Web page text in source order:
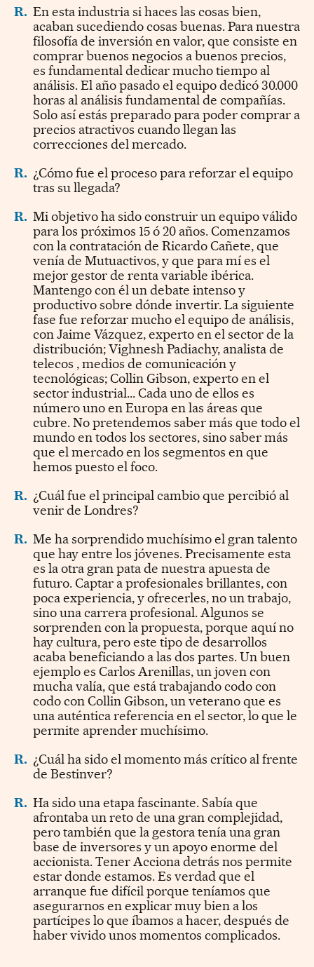
R. En esta industria si haces las cosas bien,
acaban sucediendo cosas buenas. Para nuestra
filosofía de inversión en valor, que consiste en
comprar buenos negocios a buenos precios,
es fundamental dedicar mucho tiempo al
análisis. El año pasado el equipo dedicó 30.000
horas al análisis fundamental de compañías.
Solo así estás preparado para poder comprar a
precios atractivos cuando llegan las
correcciones del mercado.
R. ¿Cómo fue el proceso para reforzar el equipo
tras su llegada?
R. Mi objetivo ha sido construir un equipo válido
para los próximos 15 ó 20 años. Comenzamos
con la contratación de Ricardo Cañete, que
venía de Mutuactivos, y que para mí es el
mejor gestor de renta variable ibérica.
Mantengo con él un debate intenso y
productivo sobre dónde invertir. La siguiente
fase fue reforzar mucho el equipo de análisis,
con Jaime Vázquez, experto en el sector de la
distribución; Vighnesh Padiachy, analista de
telecos , medios de comunicación y
tecnológicas; Collin Gibson, experto en el
sector industrial... Cada uno de ellos es
número uno en Europa en las áreas que
cubre. No pretendemos saber más que todo el
mundo en todos los sectores, sino saber más
que el mercado en los segmentos en que
hemos puesto el foco.
R. ¿Cuál fue el principal cambio que percibió al
venir de Londres?
R. Me ha sorprendido muchísimo el gran talento
que hay entre los jóvenes. Precisamente esta
es la otra gran pata de nuestra apuesta de
futuro. Captar a profesionales brillantes, con
poca experiencia, y ofrecerles, no un trabajo,
sino una carrera profesional. Algunos se
sorprenden con la propuesta, porque aquí no
hay cultura, pero este tipo de desarrollos
acaba beneficiando a las dos partes. Un buen
ejemplo es Carlos Arenillas, un joven con
mucha valía, que está trabajando codo con
codo con Collin Gibson, un veterano que es
una auténtica referencia en el sector, lo que le
permite aprender muchísimo.
R. ¿Cuál ha sido el momento más crítico al frente
de Bestinver?
R. Ha sido una etapa fascinante. Sabía que
afrontaba un reto de una gran complejidad,
pero también que la gestora tenía una gran
base de inversores y un apoyo enorme del
accionista. Tener Acciona detrás nos permite
estar donde estamos. Es verdad que el
arranque fue difícil porque teníamos que
asegurarnos en explicar muy bien a los
partícipes lo que íbamos a hacer, después de
haber vivido unos momentos complicados.